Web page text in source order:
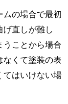
ムの場合で最初
げ直しが難し
うことから場合
なくて塗装の表
てはいけない場